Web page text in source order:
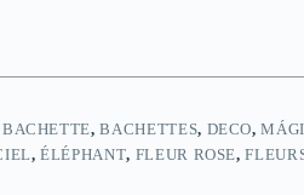
BACHETTE,BACHETTES, DECO,
,ÉLÉPHANT, FLEUR ROSE,